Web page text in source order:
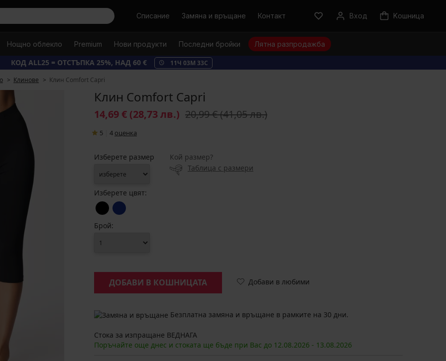
ТърсиСписание Замяна и връщане Контакт Вход Kошница
Нощно облекло Premium Нови продукти Последни бройки Лятна разпродажба
КОД ALL25 = ОТСТЪПКА 25%, НАД 60 € 11Ч 03М 32С
Клинове Клин Comfort Capri
Клин Comfort Capri
14,69 € (28,73 лв.) 20,99 €(41,05 лв.)
5 4 oценка
Изберете размер
Кой размер?
Таблица с размери
Изберете цвят:
Брой:
ДОБАВИ В КОШНИЦАТА Добави в любими
Безплатна замяна и връщане в рамките на 30 дни.
Стока за изпращане ВЕДНАГА
Поръчайте още днес и стоката ще бъде при Вас до 12.08.2026 - 13.08.2026